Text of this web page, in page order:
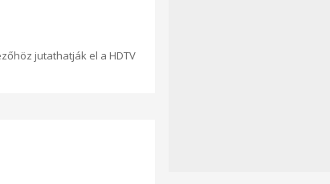
jutathatják el a HDTV